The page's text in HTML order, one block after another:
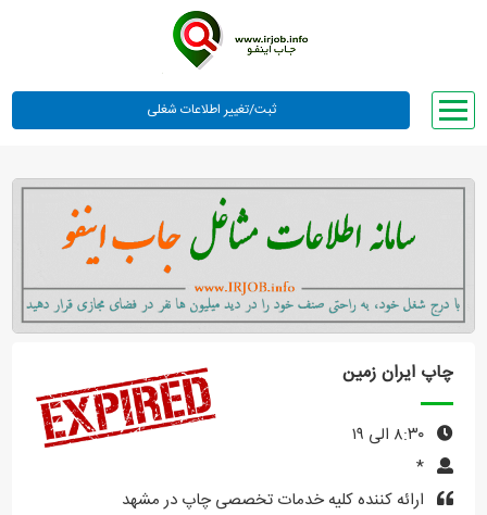
وبلاگ
معرفی ما
تعرفه ها
راهنما
ورود یا عضویت
چاپ ایران زمین
۸:۳۰ الی ۱۹
*
ارائه کننده کلیه خدمات تخصصی چاپ در مشهد